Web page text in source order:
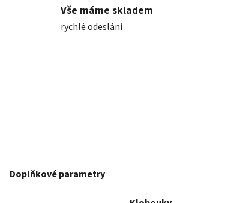
Vše máme skladem
rychlé odeslání
Doplňkové parametry